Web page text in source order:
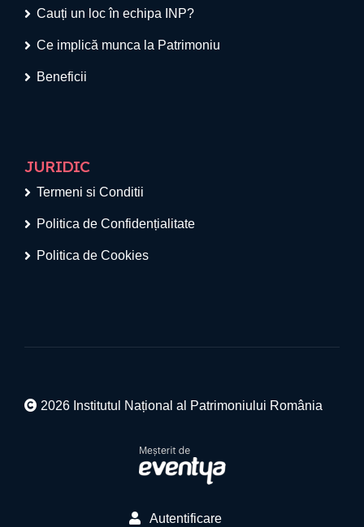
Cauți un loc în echipa INP?
Ce implică munca la Patrimoniu
Beneficii
JURIDIC
Termeni si Conditii
Politica de Confidențialitate
Politica de Cookies
2026 Institutul Național al Patrimoniului România
Autentificare